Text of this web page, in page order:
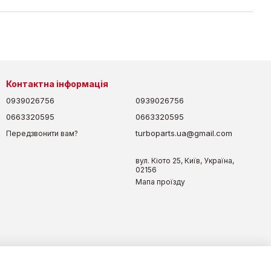
Контактна інформація
0939026756
0663320595
Передзвонити вам?
0939026756
0663320595
turboparts.ua@gmail.com
вул. Кіото 25, Київ, Україна,
02156
Мапа проїзду